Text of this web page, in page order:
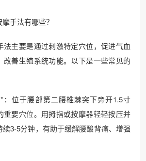
手法有哪些？
法主要是通过刺激特定穴位，促进气血
改善生殖系统功能。以下是一些常见的
：位于腰部第二腰椎棘突下旁开1.5寸
重要穴位。用拇指或按摩器轻轻按压并
3-5分钟，有助于缓解腰酸背痛、增强